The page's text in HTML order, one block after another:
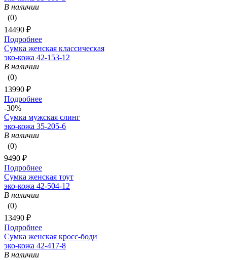
В наличии
(0)
14490 ₽
Подробнее
Сумка женская классическая
эко-кожа 42-153-12
В наличии
(0)
13990 ₽
Подробнее
-30%
Сумка мужская слинг
эко-кожа 35-205-6
В наличии
(0)
9490 ₽
Подробнее
Сумка женская тоут
эко-кожа 42-504-12
В наличии
(0)
13490 ₽
Подробнее
Сумка женская кросс-боди
эко-кожа 42-417-8
В наличии